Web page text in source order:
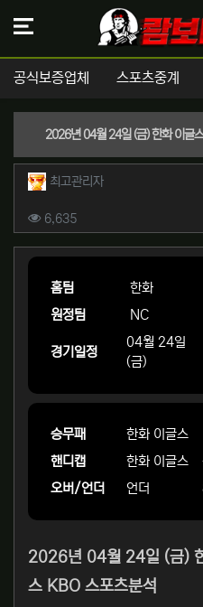
공식보증업체 스포츠중계
작성자 정보
최고관리자작성
컨텐츠 정보
6,635조회
본문
홈팀
한화
원정팀
NC
경기일정
04월 24일
(금)
승무패 한화 이글스
핸디캡
한화 이글스
오버/언더
언더
2026년 04월 24일 (금)
스 KBO 스포츠분석